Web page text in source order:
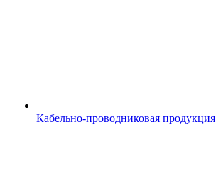
Кабельно-проводниковая продукция